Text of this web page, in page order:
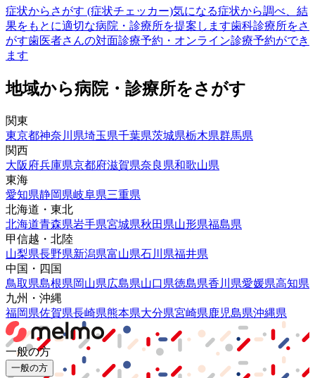
症状からさがす (症状チェッカー)気になる症状から調べ、結
果をもとに適切な病院・診療所を提案します歯科診療所をさ
がす歯医者さんの対面診療予約・オンライン診療予約ができ
ます
地域から病院・診療所をさがす
関東
東京都神奈川県埼玉県千葉県茨城県栃木県群馬県
関西
大阪府兵庫県京都府滋賀県奈良県和歌山県
東海
愛知県静岡県岐阜県三重県
北海道・東北
北海道青森県岩手県宮城県秋田県山形県福島県
甲信越・北陸
山梨県長野県新潟県富山県石川県福井県
中国・四国
鳥取県島根県岡山県広島県山口県徳島県香川県愛媛県高知県
九州・沖縄
福岡県佐賀県長崎県熊本県大分県宮崎県鹿児島県沖縄県
一般の方
一般の方